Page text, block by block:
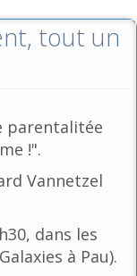
tout un
parentalitée
!".
Vannetzel
dans les
à Pau).